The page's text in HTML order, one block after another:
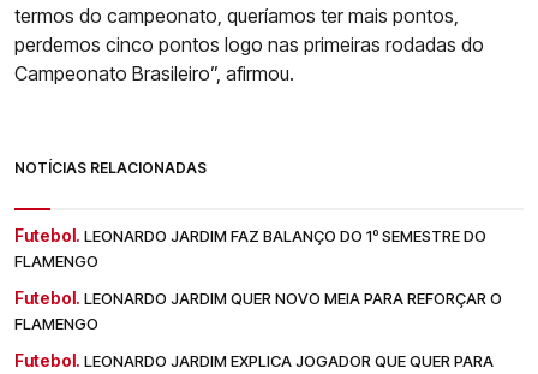
termos do campeonato, queríamos ter mais pontos,
perdemos cinco pontos logo nas primeiras rodadas do
Campeonato Brasileiro”, afirmou.
NOTÍCIAS RELACIONADAS
Futebol. LEONARDO JARDIM FAZ BALANÇO DO 1º SEMESTRE DO
FLAMENGO
Futebol. LEONARDO JARDIM QUER NOVO MEIA PARA REFORÇAR O
FLAMENGO
Futebol. LEONARDO JARDIM EXPLICA JOGADOR QUE QUER PARA